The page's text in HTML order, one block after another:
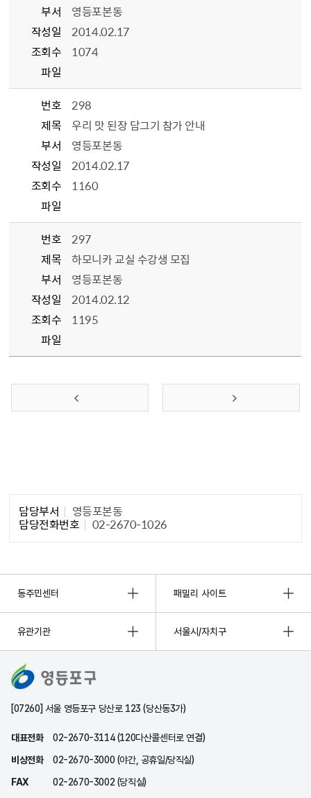
부서
영등포본동
작성일
2014.02.17
조회수
1074
파일
번호
298
제목
우리 맛 된장 담그기 참가 안내
부서
영등포본동
작성일
2014.02.17
조회수
1160
파일
번호
297
제목
하모니카 교실 수강생 모집
부서
영등포본동
작성일
2014.02.12
조회수
1195
파일
이전 페이지 다음 페이지
담당부서 영등포본동
담당전화번호 02-2670-1026
동주민센터 패밀리 사이트
유관기관 서울시/자치구
[07260] 서울 영등포구 당산로 123 (당산동3가)
대표전화
02-2670-3114 (120다산콜센터로 연결)
비상전화
02-2670-3000 (야간, 공휴일/당직실)
FAX
02-2670-3002 (당직실)